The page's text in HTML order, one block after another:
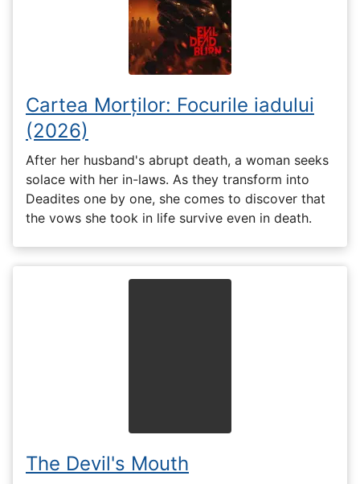
Cartea Morților: Focurile iadului
(2026)
After her husband's abrupt death, a woman seeks
solace with her in-laws. As they transform into
Deadites one by one, she comes to discover that
the vows she took in life survive even in death.
The Devil's Mouth